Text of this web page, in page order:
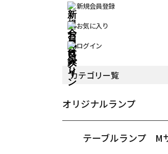
新規会員登録
お気に入り
ログイン
カテゴリー覧
オリジナルランプ
テーブルランプ M